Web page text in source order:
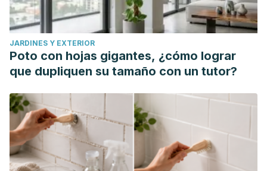
Immunol. 2017;8:677. Published 2017 Jun 9.
doi:10.3389/fimmu.2017.00677
Waizel S. Waizel J. Magaña J. Campos P. San Esteban J.
Cacao y chocolate: seducción y terapéutica [Internet].
Perea-Villamil, Janeth Aidé, Cadena-Cala, Tatiana, Herrera-
Ardila, Jenny,El cacao y sus productos como fuente de
antioxidantes: Efecto del procesamiento.
Revista de la
Universidad Industrial de Santander. Salud [Internet]. 2009;
41 (2): 128-134.
JARDINES Y EXTERIOR
Poto con hojas gigantes, ¿cómo lograr
que dupliquen su tamaño con un tutor?